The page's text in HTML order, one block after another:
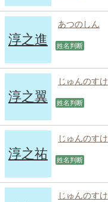
淳之進
あつのしん
姓名判断
淳之翼
じゅんのすけ
姓名判断
淳之祐
じゅんのすけ
姓名判断
じゅんのすけ